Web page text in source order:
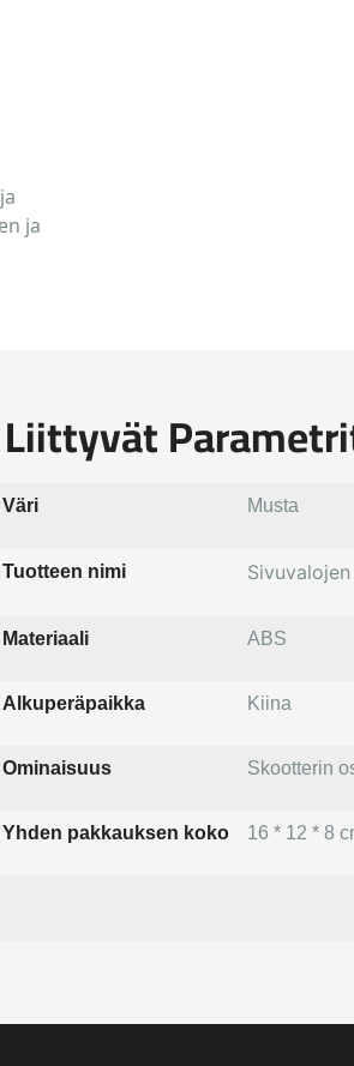
ja
Väri Musta
Tuotteen nimi
Materiaali ABS
Alkuperäpaikka Kiina
Ominaisuus Skootterin
Yhden pakkauksen koko 16 * 12 * 8